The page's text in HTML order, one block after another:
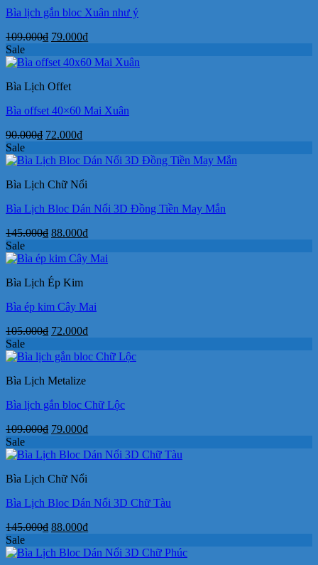
Bìa lịch gắn bloc Xuân như ý
109.000₫ Giá
là:
79.000₫Giá
tại
Sale
Bìa Lịch Offet
Bìa offset 40×60 Mai Xuân
90.000₫ Giá
là:
72.000₫Giá
tại
72.000₫.
Sale
Bìa Lịch Chữ Nổi
Bìa Lịch Bloc Dán Nổi 3D Đồng Tiền May Mắn
145.000₫ Giá
là:
88.000₫Giá
tại
Sale
Bìa Lịch Ép Kim
Bìa ép kim Cây Mai
105.000₫ Giá
là:
72.000₫Giá
tại
Sale
Bìa Lịch Metalize
Bìa lịch gắn bloc Chữ Lộc
109.000₫ Giá
là:
79.000₫Giá
tại
Sale
Bìa Lịch Chữ Nổi
Bìa Lịch Bloc Dán Nổi 3D Chữ Tàu
145.000₫ Giá
là:
88.000₫Giá
tại
Sale